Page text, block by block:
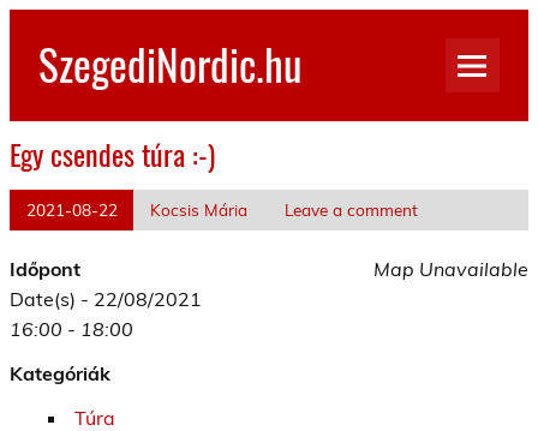
Skip
contentSzegediNordic.hu
Egy csendes túra :-)
2021-08-22 Kocsis Mária Leave a comment
Map Unavailable
Időpont
Date(s) - 22/08/2021
16:00 - 18:00
Kategóriák
Túra